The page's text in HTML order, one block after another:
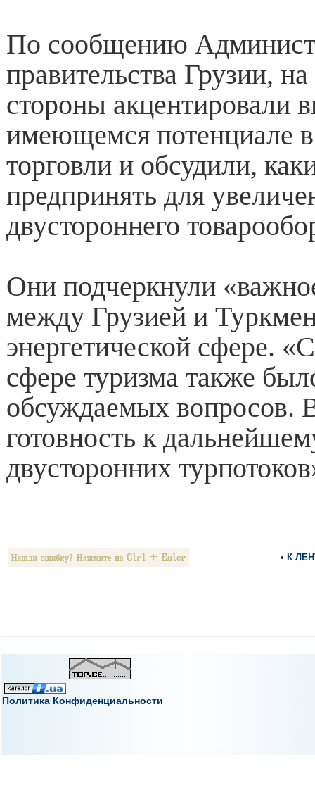
По сообщению
правительства Грузии, на
стороны акцентировали
имеющемся потенциале
торговли и обсудили,
предпринять для
двустороннего
Они подчеркнули
между Грузией и
энергетической сфере.
сфере туризма также
обсуждаемых вопросов.
готовность к
двусторонних
• К
Политика Конфиденциальности